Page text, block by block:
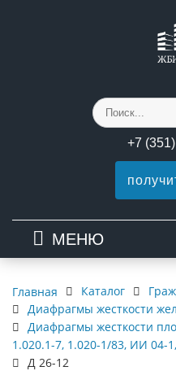
+7
МЕНЮ
Главная Каталог
Диафрагмы жесткости
Диафрагмы жесткости
1.020.1-7, 1.020-1/83, ИИ 04-
Д 26-12